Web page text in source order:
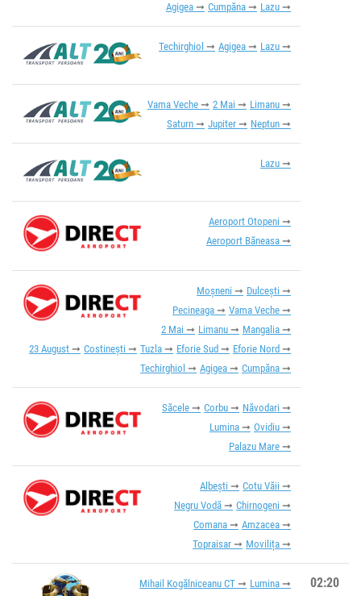
Agigea
Cumpăna Lazu
Techirghiol Agigea Lazu
Vama Veche 2 Mai
Limanu
Saturn
Jupiter Neptun
Lazu
Aeroport Otopeni
Aeroport Băneasa
Moșneni
Dulcești
Pecineaga
Vama Veche
2 Mai
Limanu
Mangalia
23 August
Costinești Tuzla Eforie Sud
Eforie Nord
Techirghiol
Agigea Cumpăna
Săcele Corbu
Năvodari
Lumina
Ovidiu
Palazu Mare
Albești
Cotu Văii
Negru Vodă
Chirnogeni
Comana
Amzacea
Topraisar
Movilița
Mihail Kogălniceanu CT
Lumina
02:20